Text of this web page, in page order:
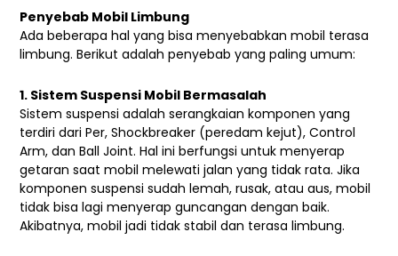
Penyebab Mobil Limbung
Ada beberapa hal yang bisa menyebabkan mobil terasa
limbung. Berikut adalah penyebab yang paling umum:
1. Sistem Suspensi Mobil Bermasalah
Sistem suspensi adalah serangkaian komponen yang
terdiri dari Per, Shockbreaker (peredam kejut), Control
Arm, dan Ball Joint. Hal ini berfungsi untuk menyerap
getaran saat mobil melewati jalan yang tidak rata. Jika
komponen suspensi sudah lemah, rusak, atau aus, mobil
tidak bisa lagi menyerap guncangan dengan baik.
Akibatnya, mobil jadi tidak stabil dan terasa limbung.